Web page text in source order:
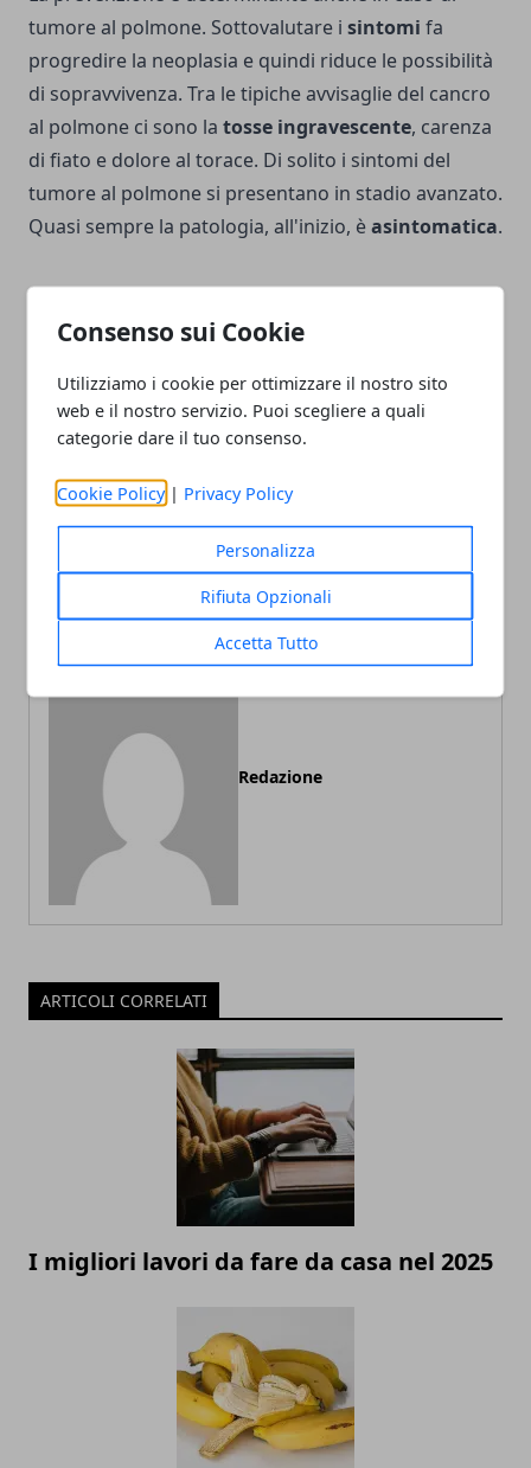
Consenso sui Cookie
Utilizziamo i cookie per ottimizzare il nostro sito
web e il nostro servizio. Puoi scegliere a quali
categorie dare il tuo consenso.
Cookie Policy | Privacy Policy
Personalizza
Rifiuta Opzionali
Accetta Tutto
tumore al polmone. Sottovalutare i sintomi fa
progredire la neoplasia e quindi riduce le possibilità
di sopravvivenza. Tra le tipiche avvisaglie del cancro
al polmone ci sono la tosse ingravescente, carenza
di fiato e dolore al torace. Di solito i sintomi del
tumore al polmone si presentano in stadio avanzato.
Quasi sempre la patologia, all'inizio, èasintomatica.
FacebookTwitterWhatsapp
Articolo Precedente
Gay o etero? Lo rivela un
algoritmo, polemiche sulla
Sgarbi: alla conquista della
Redazione
ARTICOLI CORRELATI
I migliori lavori da fare da casa nel 2025